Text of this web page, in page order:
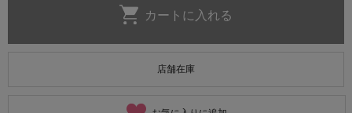
店舗在庫